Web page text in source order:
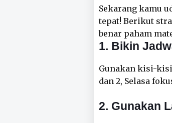
Sekarang kamu
tepat! Berikut
benar paham
1. Bikin
Gunakan kisi-kisi
dan 2, Selasa
2. Gunakan